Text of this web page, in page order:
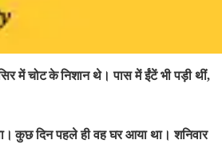
में चोटकेनिशान थे। पास में ईंटें भी पड़ी थीं,
कुछ दिन पहले ही वह घर आया था। शनिवार